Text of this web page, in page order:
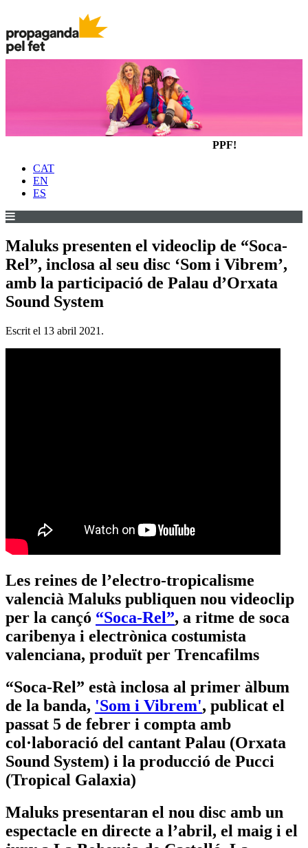
PPF!
CAT
EN
ES
Maluks presenten el videoclip de “Soca-
Rel”, inclosa al seu disc ‘Som i Vibrem’,
amb la participació de Palau d’Orxata
Sound System
Escrit el 13 abril 2021 .
Les reines de l’electro-tropicalisme
valencià Maluks publiquen nou videoclip
per la cançó “Soca-Rel”, a ritme de soca
caribenya i electrònica costumista
valenciana, produït per Trencafilms
“Soca-Rel” està inclosa al primer àlbum
de la banda, 'Som i Vibrem', publicat el
passat 5 de febrer i compta amb
col·laboració del cantant Palau (Orxata
Sound System) i la producció de Pucci
(Tropical Galaxia)
Maluks presentaran el nou disc amb un
espectacle en directe a l’abril, el maig i el